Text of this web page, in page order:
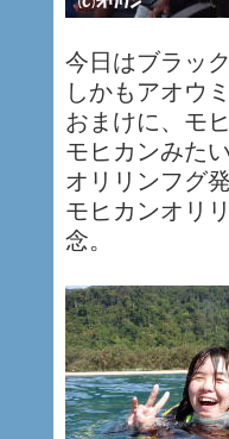
今日はブラッ
しかもアオウ
おまけに、モ
モヒカンみた
オリリンフグ
モヒカンオリ
念。